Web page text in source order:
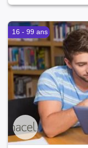
16 - 99 ans